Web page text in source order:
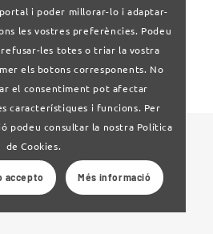
Bases legals |Política de privacitat
Catalunya
Web desenvolupat per La Saladeta
i poder millorar-lo i adaptar-
les vostres preferències. Podeu
les totes o triar la vostra
els botons corresponents. No
el consentiment pot afectar
característiques i funcions. Per
podeu consultar la nostra Política
de Cookies.
accepto Més informació